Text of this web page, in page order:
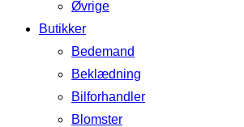
Øvrige
Butikker
Bedemand
Beklædning
Bilforhandler
Blomster